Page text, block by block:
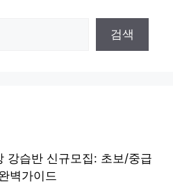
검색
강습반 신규모집: 초보/중급
벽가이드